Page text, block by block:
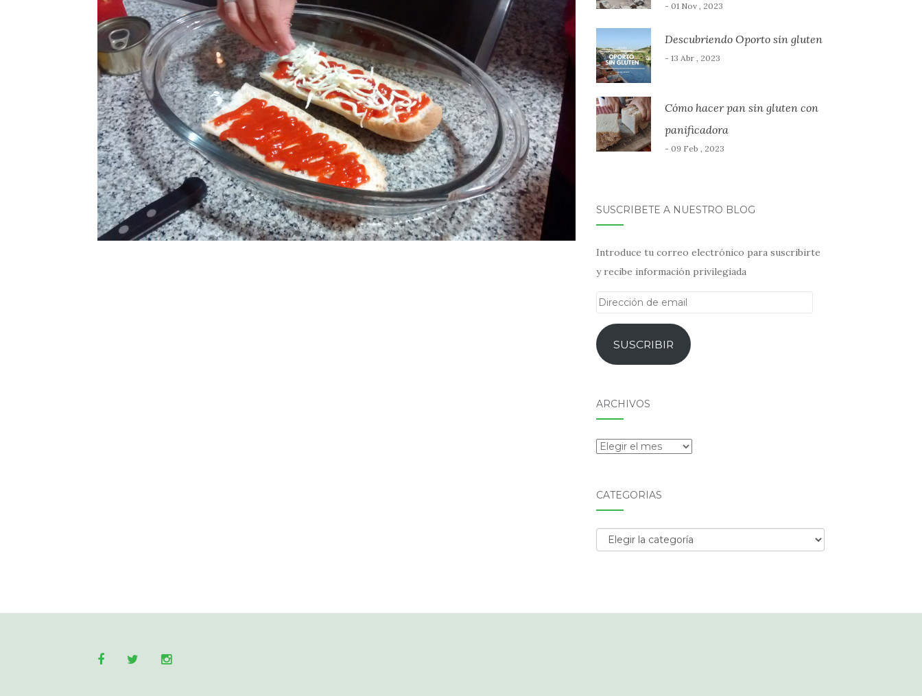
- 01 Nov , 2023
Descubriendo Oporto sin gluten
- 13 Abr , 2023
Cómo hacer pan sin gluten con
panificadora
- 09 Feb , 2023
SUSCRÍBETE A NUESTRO BLOG
Introduce tu correo electrónico para suscribirte
y recibe información privilegiada
Dirección
emailSUSCRIBIR
ARCHIVOS
Archivos
CATEGORÍAS
Categorías